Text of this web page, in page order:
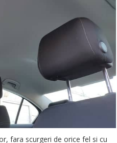
fara scurgeri de orice fel si cu